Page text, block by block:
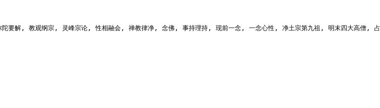
解, 教观纲宗, 灵峰宗论, 性相融会, 禅教律净, 念佛, 事持理持, 现前一念, 一念心性, 净土宗第九祖, 明